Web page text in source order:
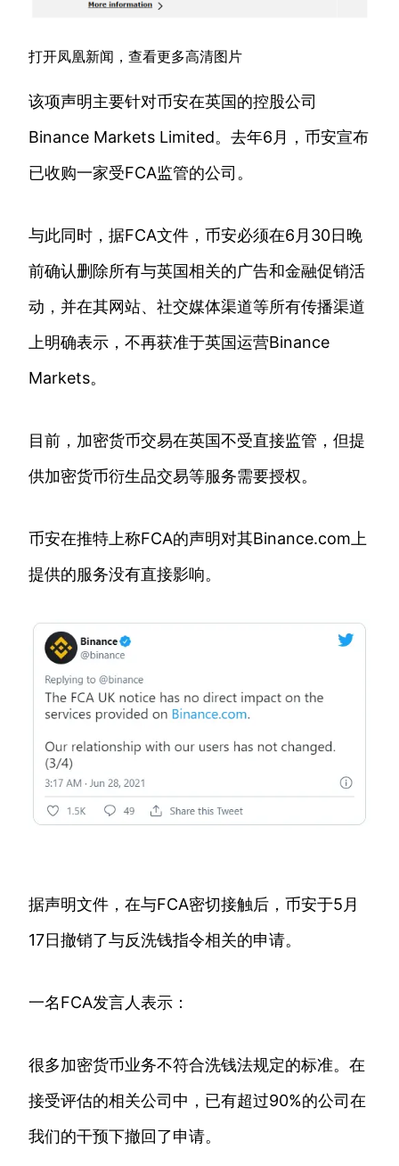
打开凤凰新闻，查看更多高清图片
该项声明主要针对币安在英国的控股公司
Binance Markets Limited。去年6月，币安宣布
已收购一家受FCA监管的公司。
与此同时，据FCA文件，币安必须在6月30日晚
前确认删除所有与英国相关的广告和金融促销活
动，并在其网站、社交媒体渠道等所有传播渠道
上明确表示，不再获准于英国运营Binance
Markets。
目前，加密货币交易在英国不受直接监管，但提
供加密货币衍生品交易等服务需要授权。
币安在推特上称FCA的声明对其Binance.com上
提供的服务没有直接影响。
据声明文件，在与FCA密切接触后，币安于5月
17日撤销了与反洗钱指令相关的申请。
一名FCA发言人表示：
很多加密货币业务不符合洗钱法规定的标准。在
接受评估的相关公司中，已有超过90%的公司在
我们的干预下撤回了申请。